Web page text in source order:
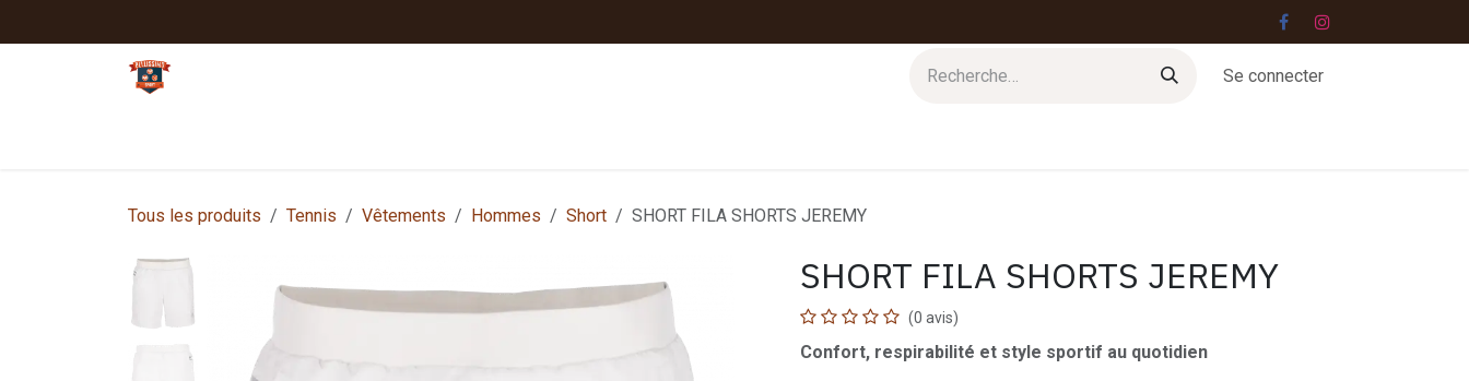
Se connecter
Tous les produits Tennis Vêtements Hommes Short SHORT FILA SHORTS JEREMY
SHORT FILA SHORTS JEREMY
(0 avis)
Confort, respirabilité et style sportif au quotidien